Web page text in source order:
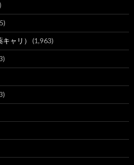
ャリ） (1,963)